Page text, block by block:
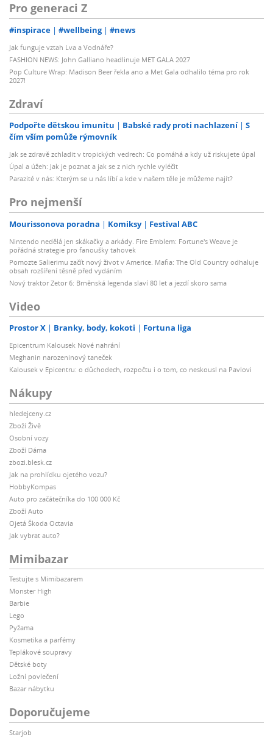
Pro generaci Z
#inspirace #wellbeing #news
Jak funguje vztah Lva a Vodnáře?
FASHION NEWS: John Galliano headlinuje MET GALA 2027
Pop Culture Wrap: Madison Beer řekla ano a Met Gala odhalilo téma pro rok
2027!
Zdraví
Podpořte dětskou imunitu Babské rady proti nachlazení
S
čím vším pomůže rýmovník
Jak se zdravě zchladit v tropických vedrech: Co pomáhá a kdy už riskujete úpal
Úpal a úžeh: Jak je poznat a jak se z nich rychle vyléčit
Parazité v nás: Kterým se u nás líbí a kde v našem těle je můžeme najít?
Pro nejmenší
Mourissonova poradna Komiksy Festival ABC
Nintendo nedělá jen skákačky a arkády. Fire Emblem: Fortune's Weave je
pořádná strategie pro fanoušky tahovek
Pomozte Salierimu začít nový život v Americe. Mafia: The Old Country odhaluje
obsah rozšíření těsně před vydáním
Nový traktor Zetor 6: Brněnská legenda slaví 80 let a jezdí skoro sama
Video
Prostor X Branky, body, kokoti Fortuna liga
Epicentrum Kalousek Nové nahrání
Meghanin narozeninový taneček
Kalousek v Epicentru: o důchodech, rozpočtu i o tom, co neskousl na Pavlovi
Nákupy
hledejceny.cz
Zboží Živě
Osobní vozy
Zboží Dáma
zbozi.blesk.cz
Jak na prohlídku ojetého vozu?
HobbyKompas
Auto pro začátečníka do 100 000 Kč
Zboží Auto
Ojetá Škoda Octavia
Jak vybrat auto?
Mimibazar
Testujte s Mimibazarem
Monster High
Barbie
Lego
Pyžama
Kosmetika a parfémy
Teplákové soupravy
Dětské boty
Ložní povlečení
Bazar nábytku
Doporučujeme
Starjob